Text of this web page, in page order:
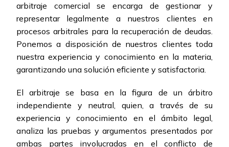
arbitraje comercial se encarga de gestionar y
representar legalmente a nuestros clientes en
procesos arbitrales para la recuperación de deudas.
Ponemos a disposición de nuestros clientes toda
nuestra experiencia y conocimiento en la materia,
garantizando una solución eficiente y satisfactoria.
El arbitraje se basa en la figura de un árbitro
independiente y neutral, quien, a través de su
experiencia y conocimiento en el ámbito legal,
analiza las pruebas y argumentos presentados por
ambas partes involucradas en el conflicto de